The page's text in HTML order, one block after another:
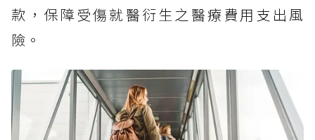
款，保障受傷就醫衍生之醫療費用支出風
險。